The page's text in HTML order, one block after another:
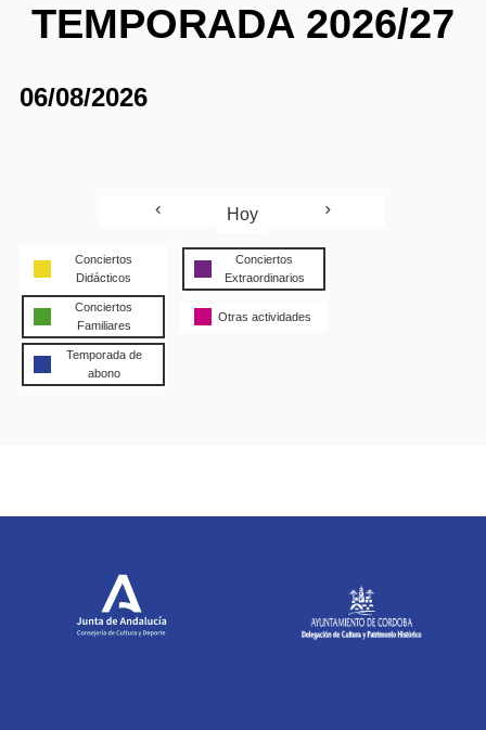
TEMPORADA 2026/27
06/08/2026
Hoy
Conciertos
Didácticos
Conciertos
Extraordinarios
Conciertos
Familiares
Otras actividades
Temporada de
abono